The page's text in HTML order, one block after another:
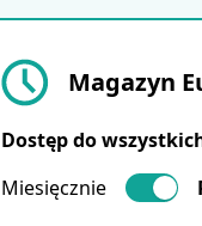
Magazyn
Dostęp do
Miesięcznie